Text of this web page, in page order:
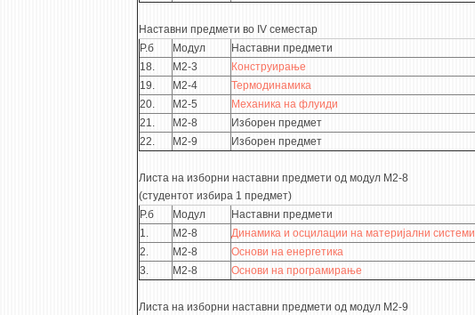
Наставни предмети во IV семестар
Р.б
Модул Наставни предмети
18.
М2-3 Конструирање
19.
М2-4 Термодинамика
20.
М2-5 Механика на флуиди
21.
М2-8 Изборен предмет
22.
М2-9 Изборен предмет
Листа на изборни наставни предмети од модул М2-8
(студентот избира 1 предмет)
Р.б
Модул Наставни предмети
1.
М2-8 Динамика и осцилации на материјални системи
2.
М2-8 Основи на енергетика
3.
М2-8 Основи на програмирање
Листа на изборни наставни предмети од модул М2-9